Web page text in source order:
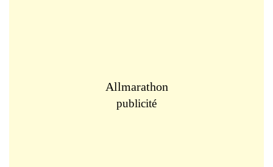
Allmarathon
publicité